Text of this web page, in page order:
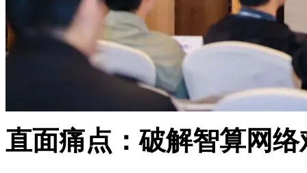
直面痛点：破解智算网